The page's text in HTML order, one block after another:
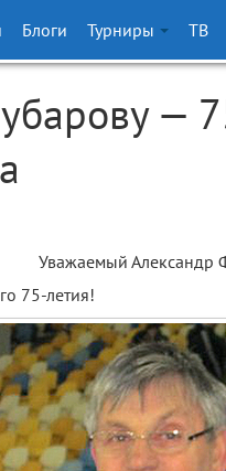
Блоги Турниры ТВ
—
Уважаемый Александр
75-летия!